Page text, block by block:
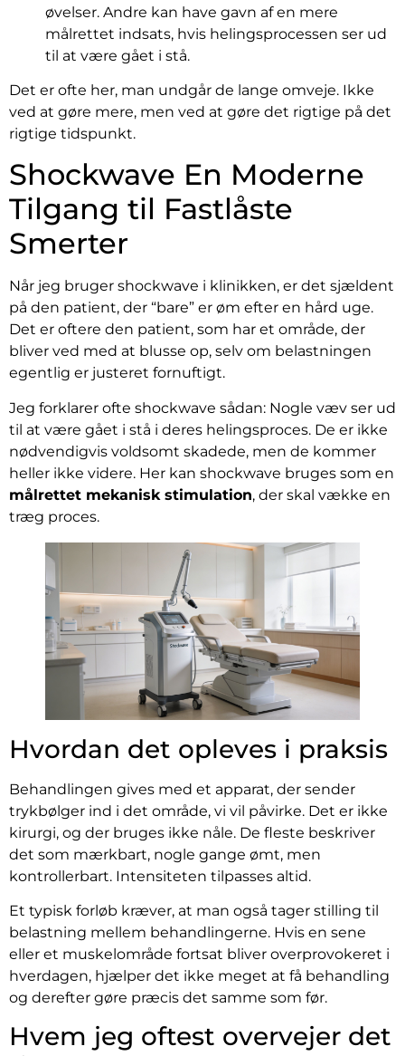
øvelser. Andre kan have gavn af en mere
målrettet indsats, hvis helingsprocessen ser ud
til at være gået i stå.
Det er ofte her, man undgår de lange omveje. Ikke
ved at gøre mere, men ved at gøre det rigtige på det
rigtige tidspunkt.
Shockwave En Moderne
Tilgang til Fastlåste
Smerter
Når jeg bruger shockwave i klinikken, er det sjældent
på den patient, der “bare” er øm efter en hård uge.
Det er oftere den patient, som har et område, der
bliver ved med at blusse op, selv om belastningen
egentlig er justeret fornuftigt.
Jeg forklarer ofte shockwave sådan: Nogle væv ser ud
til at være gået i stå i deres helingsproces. De er ikke
nødvendigvis voldsomt skadede, men de kommer
heller ikke videre. Her kan shockwave bruges som en
målrettet mekanisk stimulation, der skal vække en
træg proces.
Hvordan det opleves i praksis
Behandlingen gives med et apparat, der sender
trykbølger ind i det område, vi vil påvirke. Det er ikke
kirurgi, og der bruges ikke nåle. De fleste beskriver
det som mærkbart, nogle gange ømt, men
kontrollerbart. Intensiteten tilpasses altid.
Et typisk forløb kræver, at man også tager stilling til
belastning mellem behandlingerne. Hvis en sene
eller et muskelområde fortsat bliver overprovokeret i
hverdagen, hjælper det ikke meget at få behandling
og derefter gøre præcis det samme som før.
Hvem jeg oftest overvejer det